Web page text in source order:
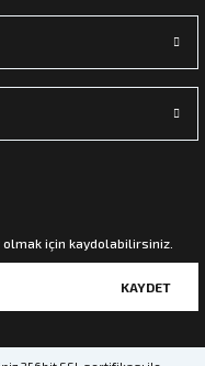
olmak için kaydolabilirsiniz.
KAYDET